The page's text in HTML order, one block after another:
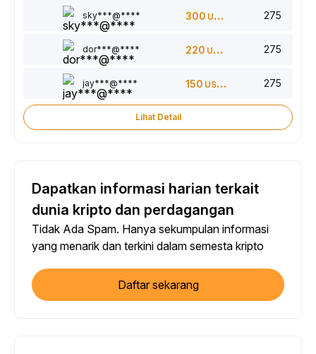
sky***@**** 300 USDT 275
dor***@**** 220 USDT 275
jay***@**** 150 USDT 275
Lihat Detail
Dapatkan informasi harian terkait
dunia kripto dan perdagangan
Tidak Ada Spam. Hanya sekumpulan informasi
yang menarik dan terkini dalam semesta kripto
Daftar sekarang